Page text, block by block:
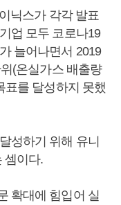
닉스가 각각 발표
업 모두 코로나19
늘어나면서 2019
(온실가스 배출량
표를 달성하지 못했
성하기 위해 유니
셈이다.
확대에 힘입어 실